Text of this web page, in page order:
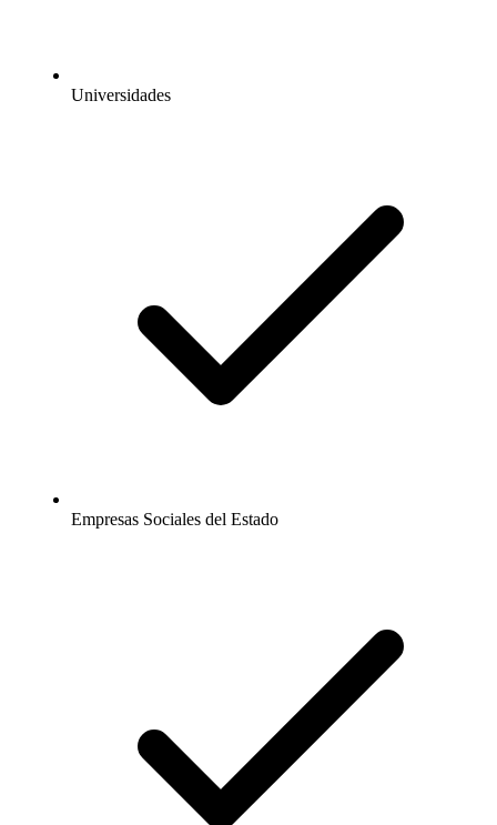
Universidades
Empresas Sociales del Estado